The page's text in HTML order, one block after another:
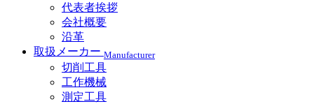
代表者挨拶
会社概要
沿革
取扱メーカー Manufacturer
切削工具
工作機械
測定工具